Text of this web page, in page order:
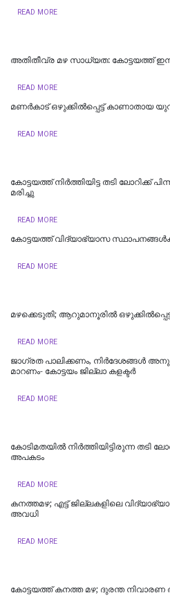
READ MORE
അതിതീവ്ര മഴ സാധ്യത: കോട്ടയത്ത്
READ MORE
മണർകാട് ഒഴുക്കിൽപ്പെട്ട് കാണാതായ
READ MORE
കോട്ടയത്ത് നിർത്തിയിട്ട തടി ലോറിക്ക്
മരിച്ചു
READ MORE
കോട്ടയത്ത് വിദ്യാഭ്യാസ
READ MORE
മഴക്കെടുതി; ആറുമാനൂരിൽ
READ MORE
ജാഗ്രത പാലിക്കണം, നിര്‍ദേശങ്ങള്‍
മാറണം- കോട്ടയം ജില്ലാ കളക്ടര്‍
READ MORE
കോടിമതയിൽ നിർത്തിയിട്ടിരുന്ന തടി
അപകടം
READ MORE
കനത്തമഴ; എട്ട് ജില്ലകളിലെ
അവധി
READ MORE
കോട്ടയത്ത് കനത്ത മഴ; ദുരന്ത നിവാരണ